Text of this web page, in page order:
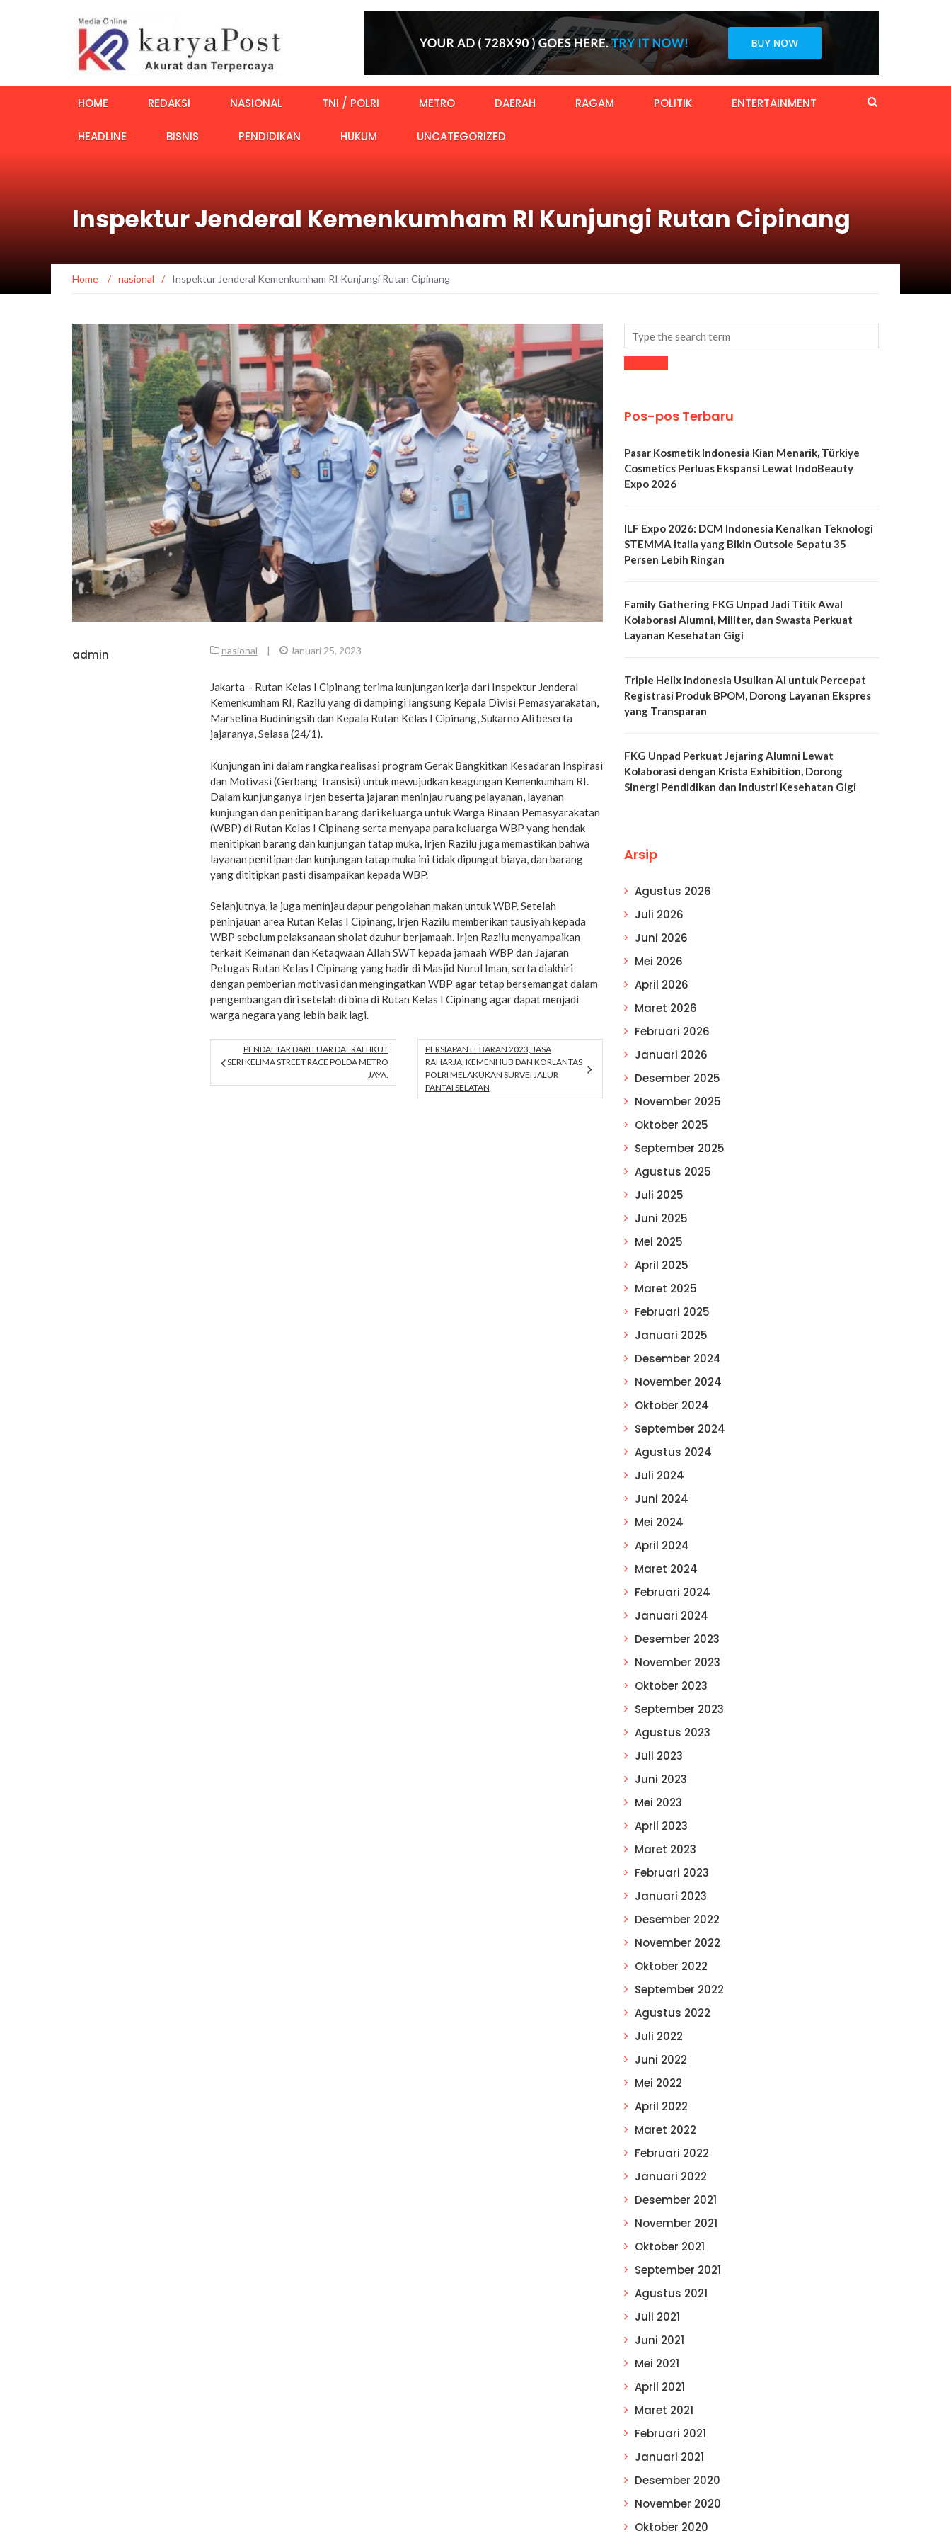
HOME REDAKSI NASIONAL TNI / POLRI METRO DAERAH RAGAM POLITIK ENTERTAINMENT
HEADLINE BISNIS PENDIDIKAN HUKUM UNCATEGORIZED
Inspektur Jenderal Kemenkumham RI Kunjungi Rutan Cipinang
Home / nasional / Inspektur Jenderal Kemenkumham RI Kunjungi Rutan Cipinang
admin nasional | Januari 25, 2023
Jakarta – Rutan Kelas I Cipinang terima kunjungan kerja dari Inspektur Jenderal
Kemenkumham RI, Razilu yang di dampingi langsung Kepala Divisi Pemasyarakatan,
Marselina Budiningsih dan Kepala Rutan Kelas I Cipinang, Sukarno Ali beserta
jajaranya, Selasa (24/1).
Kunjungan ini dalam rangka realisasi program Gerak Bangkitkan Kesadaran Inspirasi
dan Motivasi (Gerbang Transisi) untuk mewujudkan keagungan Kemenkumham RI.
Dalam kunjunganya Irjen beserta jajaran meninjau ruang pelayanan, layanan
kunjungan dan penitipan barang dari keluarga untuk Warga Binaan Pemasyarakatan
(WBP) di Rutan Kelas I Cipinang serta menyapa para keluarga WBP yang hendak
menitipkan barang dan kunjungan tatap muka, Irjen Razilu juga memastikan bahwa
layanan penitipan dan kunjungan tatap muka ini tidak dipungut biaya, dan barang
yang dititipkan pasti disampaikan kepada WBP.
Selanjutnya, ia juga meninjau dapur pengolahan makan untuk WBP. Setelah
peninjauan area Rutan Kelas I Cipinang, Irjen Razilu memberikan tausiyah kepada
WBP sebelum pelaksanaan sholat dzuhur berjamaah. Irjen Razilu menyampaikan
terkait Keimanan dan Ketaqwaan Allah SWT kepada jamaah WBP dan Jajaran
Petugas Rutan Kelas I Cipinang yang hadir di Masjid Nurul Iman, serta diakhiri
dengan pemberian motivasi dan mengingatkan WBP agar tetap bersemangat dalam
pengembangan diri setelah di bina di Rutan Kelas I Cipinang agar dapat menjadi
warga negara yang lebih baik lagi.
PENDAFTAR DARI LUAR DAERAH IKUT
SERI KELIMA STREET RACE POLDA METRO
JAYA.
PERSIAPAN LEBARAN 2023, JASA
RAHARJA, KEMENHUB DAN KORLANTAS
POLRI MELAKUKAN SURVEI JALUR
PANTAI SELATAN
Pos-pos Terbaru
Pasar Kosmetik Indonesia Kian Menarik, Türkiye
Cosmetics Perluas Ekspansi Lewat IndoBeauty
Expo 2026
ILF Expo 2026: DCM Indonesia Kenalkan Teknologi
STEMMA Italia yang Bikin Outsole Sepatu 35
Persen Lebih Ringan
Family Gathering FKG Unpad Jadi Titik Awal
Kolaborasi Alumni, Militer, dan Swasta Perkuat
Layanan Kesehatan Gigi
Triple Helix Indonesia Usulkan AI untuk Percepat
Registrasi Produk BPOM, Dorong Layanan Ekspres
yang Transparan
FKG Unpad Perkuat Jejaring Alumni Lewat
Kolaborasi dengan Krista Exhibition, Dorong
Sinergi Pendidikan dan Industri Kesehatan Gigi
Arsip
Agustus 2026
Juli 2026
Juni 2026
Mei 2026
April 2026
Maret 2026
Februari 2026
Januari 2026
Desember 2025
November 2025
Oktober 2025
September 2025
Agustus 2025
Juli 2025
Juni 2025
Mei 2025
April 2025
Maret 2025
Februari 2025
Januari 2025
Desember 2024
November 2024
Oktober 2024
September 2024
Agustus 2024
Juli 2024
Juni 2024
Mei 2024
April 2024
Maret 2024
Februari 2024
Januari 2024
Desember 2023
November 2023
Oktober 2023
September 2023
Agustus 2023
Juli 2023
Juni 2023
Mei 2023
April 2023
Maret 2023
Februari 2023
Januari 2023
Desember 2022
November 2022
Oktober 2022
September 2022
Agustus 2022
Juli 2022
Juni 2022
Mei 2022
April 2022
Maret 2022
Februari 2022
Januari 2022
Desember 2021
November 2021
Oktober 2021
September 2021
Agustus 2021
Juli 2021
Juni 2021
Mei 2021
April 2021
Maret 2021
Februari 2021
Januari 2021
Desember 2020
November 2020
Oktober 2020